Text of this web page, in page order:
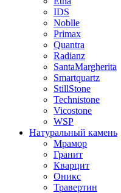
IDS
Noblle
Primax
Quantra
Radianz
SantaMargherita
Smartquartz
StillStone
Technistone
Vicostone
WSP
Натуральный камень
Мрамор
Гранит
Кварцит
Оникс
Травертин